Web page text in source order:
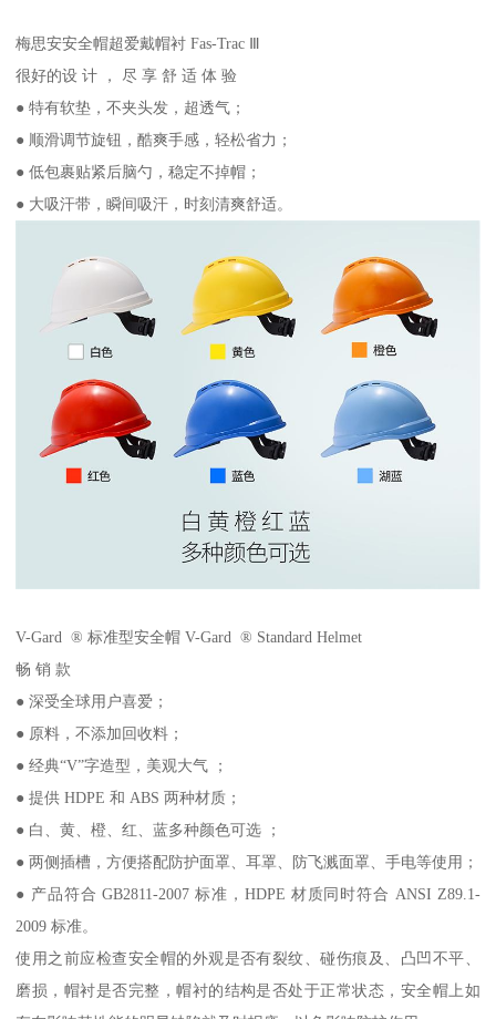
梅思安安全帽超爱戴帽衬 Fas-Trac Ⅲ
很好的设 计 ， 尽 享 舒 适 体 验
● 特有软垫，不夹头发，超透气；
● 顺滑调节旋钮，酷爽手感，轻松省力；
● 低包裹贴紧后脑勺，稳定不掉帽；
● 大吸汗带，瞬间吸汗，时刻清爽舒适。
V-Gard ® 标准型安全帽 V-Gard ® Standard Helmet
畅 销 款
● 深受全球用户喜爱；
● 原料，不添加回收料；
● 经典“V”字造型，美观大气 ；
● 提供 HDPE 和 ABS 两种材质；
● 白、黄、橙、红、蓝多种颜色可选 ；
● 两侧插槽，方便搭配防护面罩、耳罩、防飞溅面罩、手电等使用；
● 产品符合 GB2811-2007 标准，HDPE 材质同时符合 ANSI Z89.1-
2009 标准。
使用之前应检查安全帽的外观是否有裂纹、碰伤痕及、凸凹不平、
磨损，帽衬是否完整，帽衬的结构是否处于正常状态，安全帽上如